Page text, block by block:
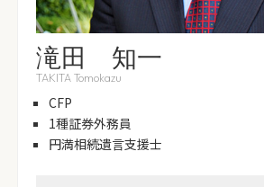
滝田 知一
TAKITA Tomokazu
CFP
1種証券外務員
円満相続遺言支援士